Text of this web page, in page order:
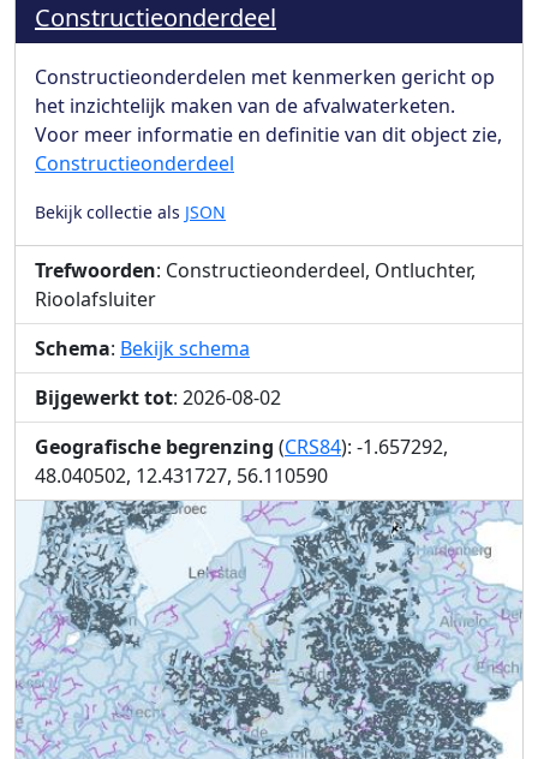
Constructieonderdeel
Constructieonderdelen met kenmerken gericht op
het inzichtelijk maken van de afvalwaterketen.
Voor meer informatie en definitie van dit object zie,
Constructieonderdeel
Bekijk collectie als JSON
Trefwoorden: Constructieonderdeel, Ontluchter,
Rioolafsluiter
Schema: Bekijk schema
Bijgewerkt tot: 2026-08-02
Geografische begrenzing (CRS84): -1.657292,
48.040502, 12.431727, 56.110590